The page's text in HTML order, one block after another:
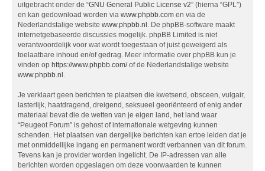
uitgebracht onder de “GNU General Public License v2” (hierna “GPL”)
en kan gedownload worden via www.phpbb.com en via de
Nederlandstalige website www.phpbb.nl . De phpBB-software maakt
internetgebaseerde discussies mogelijk. phpBB Limited is niet
verantwoordelijk voor wat wordt toegestaan of juist geweigerd als
toelaatbare inhoud en/of gedrag. Meer informatie over phpBB kun je
vinden op https://www.phpbb.com/of de Nederlandstalige website
www.phpbb.nl .
Je verklaart geen berichten te plaatsen die kwetsend, obsceen, vulgair,
lasterlijk, haatdragend, dreigend, seksueel georiënteerd of enig ander
materiaal bevat die de wetten van je eigen land, het land waar
“Peugeot Forum” is gehost of internationale wetgeving kunnen
schenden. Het plaatsen van dergelijke berichten kan ertoe leiden dat je
met onmiddellijke ingang en permanent wordt verbannen van dit forum.
Tevens kan je provider worden ingelicht. De IP-adressen van alle
berichten worden opgeslagen om deze voorwaarden te kunnen